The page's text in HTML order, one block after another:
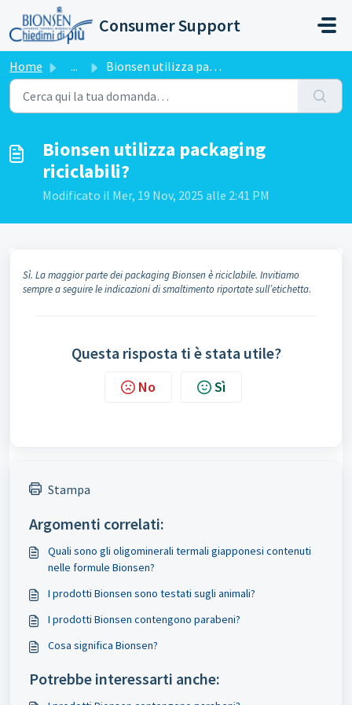
Salta al contenuto principale
Consumer Support
Home ... Bionsen utilizza packaging riciclabili?
Bionsen utilizza packaging
riciclabili?
Modificato il Mer, 19 Nov, 2025 alle 2:41 PM
Sì. La maggior parte dei packaging Bionsen è riciclabile. Invitiamo
sempre a seguire le indicazioni di smaltimento riportate sull’etichetta.
Questa risposta ti è stata utile?
No Sì
Stampa
Argomenti correlati:
Quali sono gli oligominerali termali giapponesi contenuti
nelle formule Bionsen?
I prodotti Bionsen sono testati sugli animali?
I prodotti Bionsen contengono parabeni?
Cosa significa Bionsen?
Potrebbe interessarti anche: